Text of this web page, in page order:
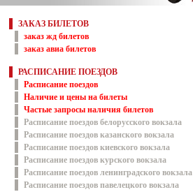
ЗАКАЗ БИЛЕТОВ
заказ жд билетов
заказ авиа билетов
РАСПИСАНИЕ ПОЕЗДОВ
Расписание поездов
Наличие и цены на билеты
Частые запросы наличия билетов
Расписание поездов белорусского вокзала
Расписание поездов казанского вокзала
Расписание поездов киевского вокзала
Расписание поездов курского вокзала
Расписание поездов ленинградского вокзала
Расписание поездов павелецкого вокзала